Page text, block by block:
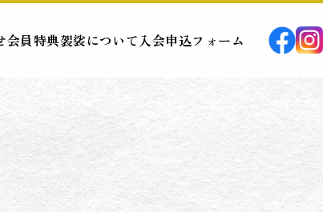
会員特典袈裟について 入会申込フォーム